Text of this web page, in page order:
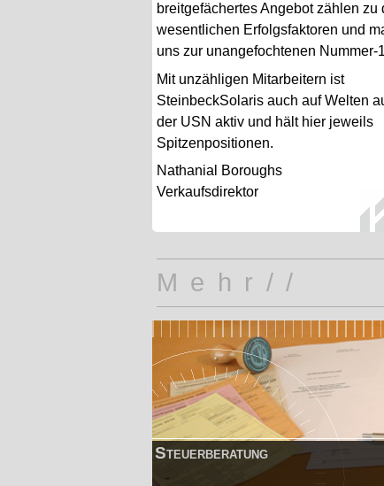
breitgefächertes Angebot zählen zu
wesentlichen Erfolgsfaktoren und
uns zur unangefochtenen Nummer-
Mit unzähligen Mitarbeitern ist
SteinbeckSolaris auch auf Welten
der USN aktiv und hält hier jeweils
Spitzenpositionen.
Nathanial Boroughs
Verkaufsdirektor
Mehr//
Steuerberatung